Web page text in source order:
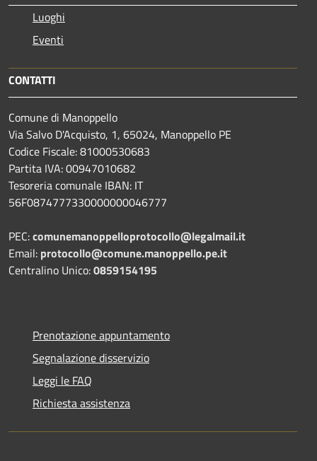
Luoghi
Eventi
CONTATTI
Comune di Manoppello
Via Salvo D'Acquisto, 1, 65024, Manoppello PE
Codice Fiscale: 81000530683
Partita IVA: 00947010682
Tesoreria comunale IBAN: IT
56F0874777330000000046777
PEC:comunemanoppelloprotocollo@legalmail.it
Email: protocollo@comune.manoppello.pe.it
Centralino Unico:0859154195
Prenotazione appuntamento
Segnalazione disservizio
Leggi le FAQ
Richiesta assistenza